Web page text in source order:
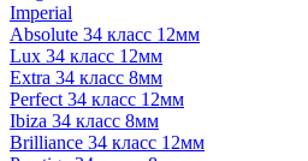
Imperial
Absolute 34 класс 12мм
Lux 34 класс 12мм
Extra 34 класс 8мм
Perfect 34 класс 12мм
Ibiza 34 класс 8мм
Brilliance 34 класс 12мм